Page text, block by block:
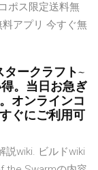
ポス限定送料無
アプリ 今すぐ無
タークラフト~
。当日お急ぎ
オンラインコ
ぐにご利用可
説wiki. ビルドwiki